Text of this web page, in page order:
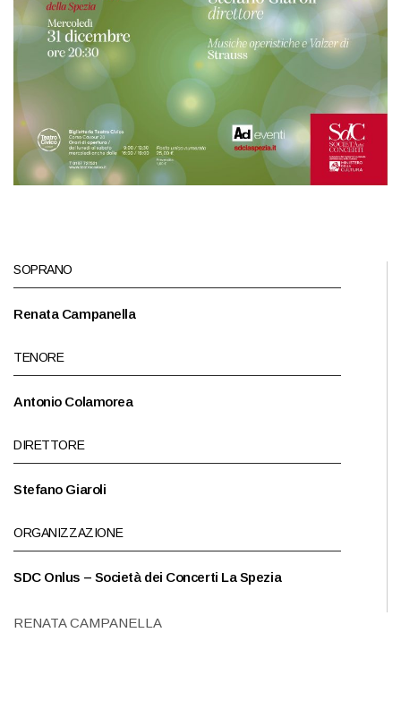
SOPRANO
Renata Campanella
TENORE
Antonio Colamorea
DIRETTORE
Stefano Giaroli
ORGANIZZAZIONE
SDC Onlus – Società dei Concerti La Spezia
RENATA CAMPANELLA